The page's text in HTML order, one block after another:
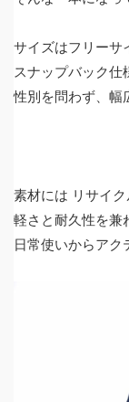
サイズはフリーサ
スナップバック仕
性別を問わず、幅
素材には リサイク
軽さと耐久性を兼
日常使いからアク